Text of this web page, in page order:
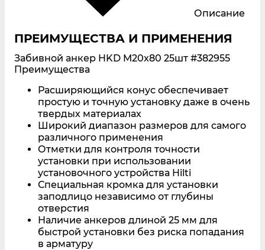
Описание
ПРЕИМУЩЕСТВА И ПРИМЕНЕНИЯ
Забивной анкер HKD M20x80 25шт #382955
Преимущества
Расширяющийся конус обеспечивает
простую и точную установку даже в очень
твердых материалах
Широкий диапазон размеров для самого
различного применения
Отметки для контроля точности
установки при использовании
установочного устройства Hilti
Специальная кромка для установки
заподлицо независимо от глубины
отверстия
Наличие анкеров длиной 25 мм для
быстрой установки без риска попадания
в арматуру